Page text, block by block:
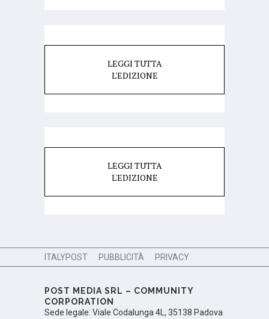
LEGGI TUTTA
L'EDIZIONE
LEGGI TUTTA
L'EDIZIONE
ITALYPOST PUBBLICITÀ PRIVACY
POST MEDIA SRL – COMMUNITY
CORPORATION
Sede legale: Viale Codalunga 4L, 35138 Padova